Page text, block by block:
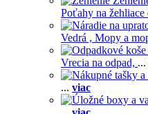
Poťahy na žehliace
Vedrá , Mopy a
Vrecia na odpad, ...
... viac